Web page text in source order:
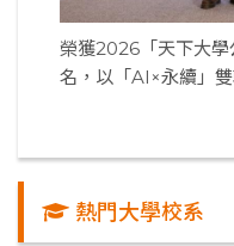
榮獲2026「天下大學
名，以「AI×永續」
熱門大學校系